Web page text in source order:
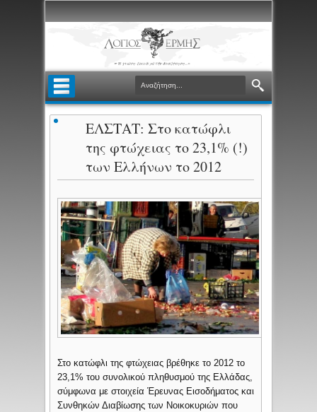
ΕΛΣΤΑΤ: Στο κατώφλι
της φτώχειας το 23,1% (!)
των Ελλήνων το 2012
Στο κατώφλι της φτώχειας βρέθηκε το 2012 το
23,1% του συνολικού πληθυσμού της Ελλάδας,
σύμφωνα με στοιχεία Έρευνας Εισοδήματος και
Συνθηκών Διαβίωσης των Νοικοκυριών που